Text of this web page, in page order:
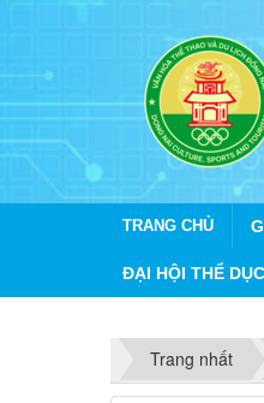
TRANG CHỦ
ĐẠI HỘI THỂ
Trang nhất